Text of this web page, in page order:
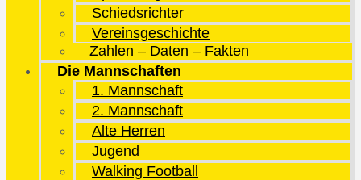
Schiedsrichter
Vereinsgeschichte
Zahlen – Daten – Fakten
Die Mannschaften
1. Mannschaft
2. Mannschaft
Alte Herren
Jugend
Walking Football